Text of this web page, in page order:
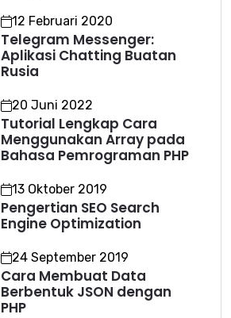
12 Februari 2020
Telegram Messenger:
Aplikasi Chatting Buatan
Rusia
20 Juni 2022
Tutorial Lengkap Cara
Menggunakan Array pada
Bahasa Pemrograman PHP
13 Oktober 2019
Pengertian SEO Search
Engine Optimization
24 September 2019
Cara Membuat Data
Berbentuk JSON dengan
PHP